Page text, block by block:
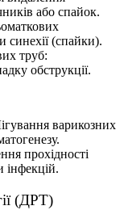
або спайок.
синехії (спайки).
труб:
обструкції.
варикозних
прохідності
інфекцій.
(ДРТ)